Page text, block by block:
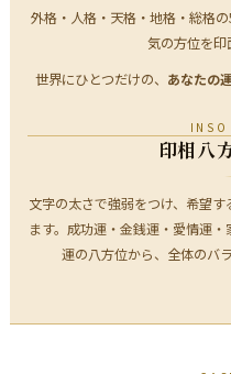
外格・人格・天格・地格・総格
気の方位を印
世界にひとつだけの、 あなたの
INSO
印相八
文字の太さで強弱をつけ、希望
ます。成功運・金銭運・愛情運
運の八方位から、全体のバ